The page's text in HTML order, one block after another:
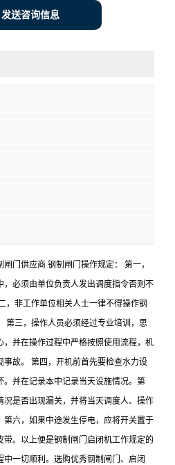
发送咨询信息
门供应商 钢制闸门操作规定： 第一，
，必须由单位负责人发出调度指令否则不
，非工作单位相关人士一律不得操作钢
第三，操作人员必须经过专业培训，思
，并在操作过程中严格按照使用流程，机
事故。 第四，开机前首先要检查水力设
并在记录本中记录当天设施情况。第
况是否出现漏关，并将当天调度人、操作
第六，如果中途发生停电，应将开关置于
带。以上便是钢制闸门启闭机工作规定的
一切顺利。选购优秀钢制闸门、启闭